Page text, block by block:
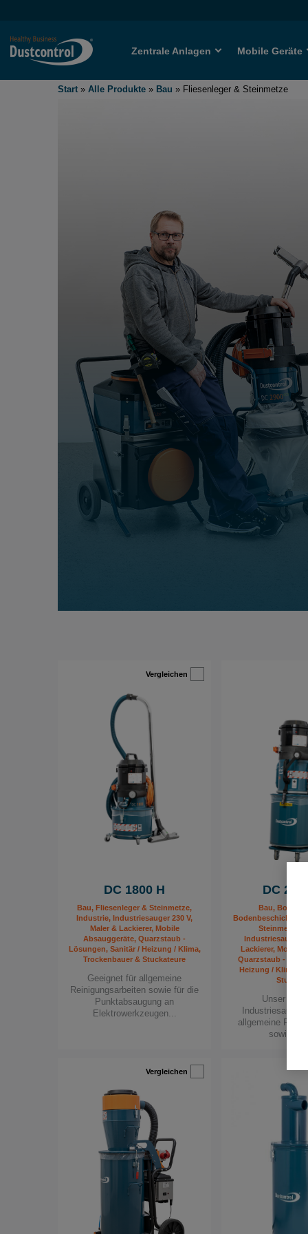
Zentrale Anlagen Mobile Geräte
Start » Alle Produkte » Bau » Fliesenleger & Steinmetze
Vergleichen
DC 1800 H
Bau, Fliesenleger & Steinmetze,
Industrie, Industriesauger 230 V,
Maler & Lackierer, Mobile
Absauggeräte, Quarzstaub -
Lösungen, Sanitär / Heizung / Klima,
Trockenbauer & Stuckateure
Geeignet für allgemeine
Reinigungsarbeiten sowie für die
Punktabsaugung an
Elektrowerkzeugen...
DC
Bau,
Steinmetze,
Industriesauger
Lackierer, Mobile
Quarzstaub -
Heizung / Klima,
Unser
Industriesauger
allgemeine
sowie für
Vergleichen